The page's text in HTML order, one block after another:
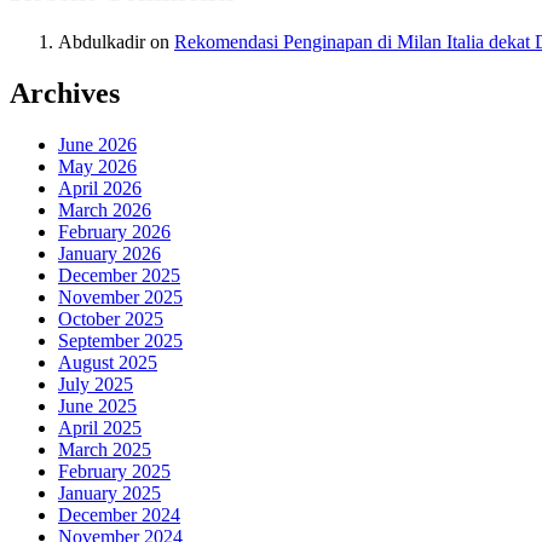
Abdulkadiron Rekomendasi Penginapan di Milan Italia dekat
Archives
June 2026
May 2026
April 2026
March 2026
February 2026
January 2026
December 2025
November 2025
October 2025
September 2025
August 2025
July 2025
June 2025
April 2025
March 2025
February 2025
January 2025
December 2024
November 2024